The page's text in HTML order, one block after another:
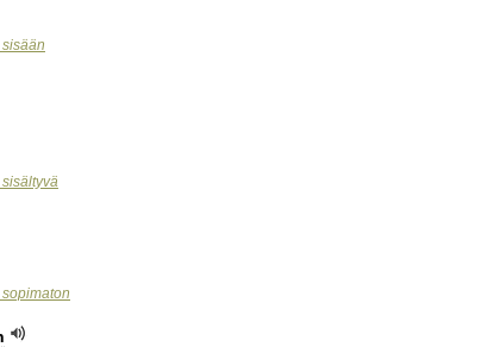
sisään
sisältyvä
sopimaton